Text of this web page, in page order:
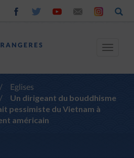
Toggle
/
Eglises
/
Un dirigeant du bouddhisme
pessimiste du Vietnam à
américain